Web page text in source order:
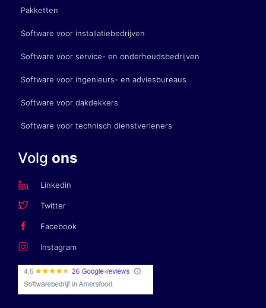
Pakketten
Software voor installatiebedrijven
Software voor service- en onderhoudsbedrijven
Software voor ingenieurs- en adviesbureaus
Software voor dakdekkers
Software voor technisch dienstverleners
Volg ons
Linkedin
Twitter
Facebook
Instagram